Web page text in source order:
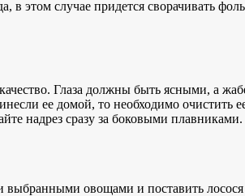
в этом случае придется сворачивать
Глаза должны быть ясными, а
ее домой, то необходимо
надрез сразу за боковыми плавниками.
овощами и поставить